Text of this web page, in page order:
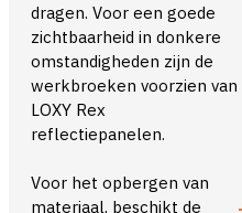
dragen. Voor een goede
zichtbaarheid in donkere
omstandigheden zijn de
werkbroeken voorzien van
LOXY Rex
reflectiepanelen.
Voor het opbergen van
materiaal, beschikt de